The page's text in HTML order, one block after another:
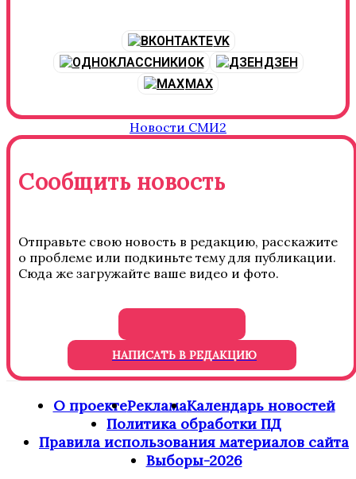
VK
OK
ДЗЕН
MAX
Новости СМИ2
Сообщить новость
Отправьте свою новость в редакцию, расскажите
о проблеме или подкиньте тему для публикации.
Сюда же загружайте ваше видео и фото.
НАПИСАТЬ В РЕДАКЦИЮ
О проектеРекламаКалендарь новостей
Политика обработки ПД
Правила использования материалов сайта
Выборы-2026